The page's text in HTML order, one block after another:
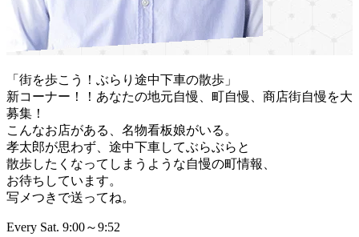
「街を歩こう！ぶらり途中下車の散歩」
新コーナー！！あなたの地元自慢、町自慢、商店街自慢を大
募集！
こんなお店がある、名物看板娘がいる。
孝太郎が思わず、途中下車してぶらぶらと
散歩したくなってしまうような自慢の町情報、
お待ちしています。
写メつきで送ってね。
Every Sat. 9:00～9:52